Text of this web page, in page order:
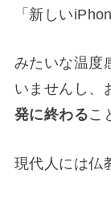
「新しい
みたいな温度
いませんし、
発に終わるこ
現代人には仏